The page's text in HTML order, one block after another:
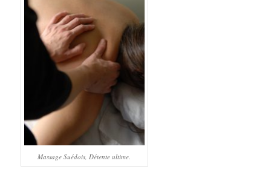
Massage Suédois, Détente ultime.